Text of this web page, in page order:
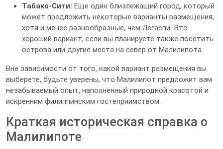
Табако-Сити: Еще один близлежащий город, который
может предложить некоторые варианты размещения,
хотя и менее разнообразные, чем Легаспи. Это
хороший вариант, если вы планируете также посетить
острова или другие места на север от Малилипота.
Вне зависимости от того, какой вариант размещения вы
выберете, будьте уверены, что Малилипот предложит вам
незабываемый опыт, наполненный природной красотой и
искренним филиппинским гостеприимством.
Краткая историческая справка о
Малилипоте